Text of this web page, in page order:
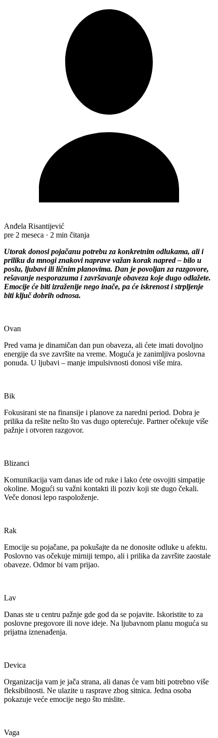
Anđela Risantijević
pre 2 meseca · 2 min čitanja
Utorak donosi pojačanu potrebu za konkretnim odlukama, ali i
priliku da mnogi znakovi naprave važan korak napred – bilo u
poslu, ljubavi ili ličnim planovima. Dan je povoljan za razgovore,
rešavanje nesporazuma i završavanje obaveza koje dugo odlažete.
Emocije će biti izraženije nego inače, pa će iskrenost i strpljenje
biti ključ dobrih odnosa.
Ovan
Pred vama je dinamičan dan pun obaveza, ali ćete imati dovoljno
energije da sve završite na vreme. Moguća je zanimljiva poslovna
ponuda. U ljubavi – manje impulsivnosti donosi više mira.
Bik
Fokusirani ste na finansije i planove za naredni period. Dobra je
prilika da rešite nešto što vas dugo opterećuje. Partner očekuje više
pažnje i otvoren razgovor.
Blizanci
Komunikacija vam danas ide od ruke i lako ćete osvojiti simpatije
okoline. Mogući su važni kontakti ili poziv koji ste dugo čekali.
Veče donosi lepo raspoloženje.
Rak
Emocije su pojačane, pa pokušajte da ne donosite odluke u afektu.
Poslovno vas očekuje mirniji tempo, ali i prilika da završite zaostale
obaveze. Odmor bi vam prijao.
Lav
Danas ste u centru pažnje gde god da se pojavite. Iskoristite to za
poslovne pregovore ili nove ideje. Na ljubavnom planu moguća su
prijatna iznenađenja.
Devica
Organizacija vam je jača strana, ali danas će vam biti potrebno više
fleksibilnosti. Ne ulazite u rasprave zbog sitnica. Jedna osoba
pokazuje veće emocije nego što mislite.
Vaga